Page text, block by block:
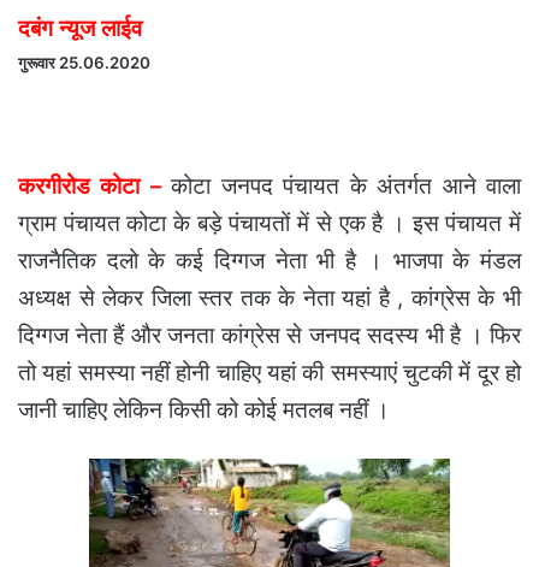
दबंग न्यूज लाईव
गुरूवार 25.06.2020
करगीरोड कोटा –कोटा जनपद पंचायत के अंतर्गत आने वाला
ग्राम पंचायत कोटा के बड़े पंचायतों में से एक है । इस पंचायत में
राजनैतिक दलो के कई दिग्गज नेता भी है । भाजपा के मंडल
अध्यक्ष से लेकर जिला स्तर तक के नेता यहां है , कांग्रेस के भी
दिग्गज नेता हैं और जनता कांग्रेस से जनपद सदस्य भी है । फिर
तो यहां समस्या नहीं होनी चाहिए यहां की समस्याएं चुटकी में दूर हो
जानी चाहिए लेकिन किसी को कोई मतलब नहीं ।